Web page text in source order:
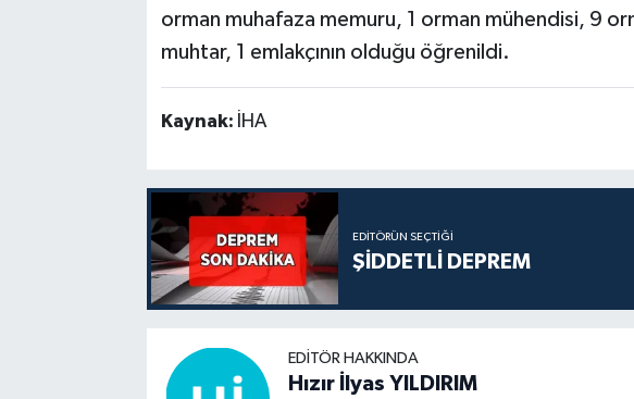
orman muhafaza memuru, 1 orman mühendisi, 9
muhtar, 1 emlakçının olduğu öğrenildi.
Kaynak: İHA
EDITÖRÜN SEÇTIĞI
ŞİDDETLİ DEPREM
EDITÖR HAKKINDA
Hızır İlyas YILDIRIM